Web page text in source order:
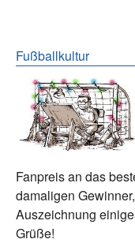
Fußballkultur
Fanpreis an das
damaligen
Auszeichnung
Grüße!